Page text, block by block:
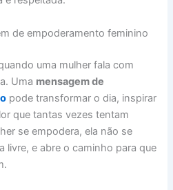
de empoderamento feminino
uma mulher fala com
Uma mensagem de
pode transformar o dia, inspirar
que tantas vezes tentam
se empodera, ela não se
livre, e abre o caminho para que